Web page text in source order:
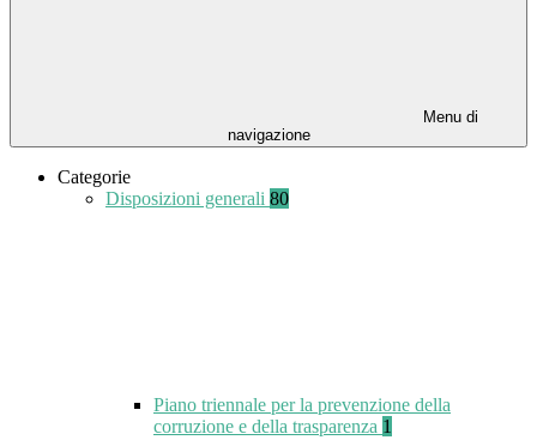
Menu di
navigazione
Categorie
Disposizioni generali 80
Piano triennale per la prevenzione della
corruzione e della trasparenza 1